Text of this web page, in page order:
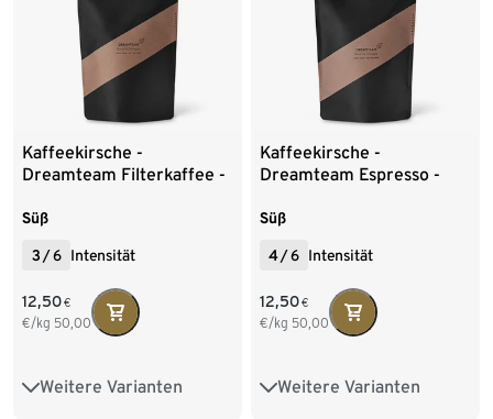
Kaffeekirsche -
Dreamteam Filterkaffee -
Süß
3 /6 Intensität
12,50€
€/kg 50,00
Weitere Varianten
250 g Ganze Bohne
Kaffeekirsche -
Dreamteam Espresso -
Süß
4/6 Intensität
12,50€
€/kg 50,00
Weitere Varianten
250 g Ganze Bohne